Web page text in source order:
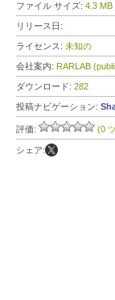
ファイル サイズ: 4.3 MB
リリース日:
ライセンス: 未知の
会社案内: RARLAB
ダウンロード: 282
投稿ナビゲーション:
評価: (0
シェア: